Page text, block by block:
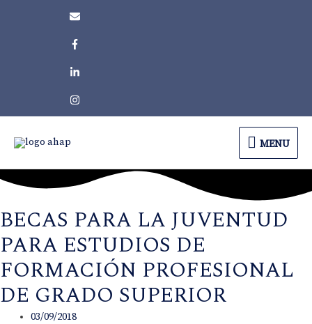
MENU
MENU
BECAS PARA LA JUVENTUD
PARA ESTUDIOS DE
FORMACIÓN PROFESIONAL
DE GRADO SUPERIOR
03/09/2018